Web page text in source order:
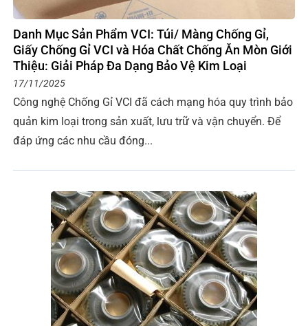
Danh Mục Sản Phẩm VCI: Túi/ Màng Chống Gỉ,
Giấy Chống Gỉ VCI và Hóa Chất Chống Ăn Mòn Giới
Thiệu: Giải Pháp Đa Dạng Bảo Vệ Kim Loại
17/11/2025
Công nghệ Chống Gỉ VCI đã cách mạng hóa quy trình bảo
quản kim loại trong sản xuất, lưu trữ và vận chuyển. Để
đáp ứng các nhu cầu đóng...